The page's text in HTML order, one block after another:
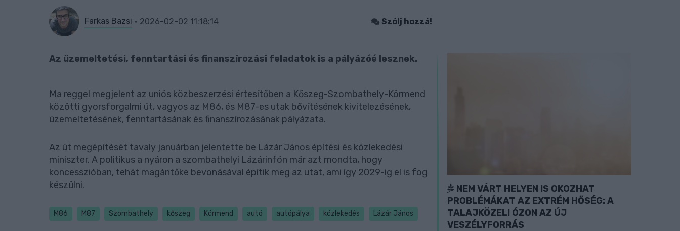
Farkas Bazsi 2026-02-02 11:18:14 Szólj hozzá!
Az üzemeltetési, fenntartási és finanszírozási feladatok is a pályázóé lesznek.
Ma reggel megjelent az uniós közbeszerzési értesítőben a Kőszeg-Szombathely-Körmend
közötti gyorsforgalmi út, vagyos az M86, és M87-es utak bővítésének kivitelezésének,
üzemeltetésének, fenntartásának és finanszírozásának pályázata.
Az út megépítését tavaly januárban jelentette be Lázár János építési és közlekedési
miniszter. A politikus a nyáron a szombathelyi Lázárinfón már azt mondta, hogy
koncesszióban, tehát magántőke bevonásával építik meg az utat, ami így 2029-ig el is fog
készülni.
M86 M87 Szombathely kőszeg Körmend autó autópálya közlekedés Lázár János
NEM VÁRT HELYEN IS OKOZHAT
PROBLÉMÁKAT AZ EXTRÉM HŐSÉG: A
TALAJKÖZELI ÓZON AZ ÚJ
VESZÉLYFORRÁS